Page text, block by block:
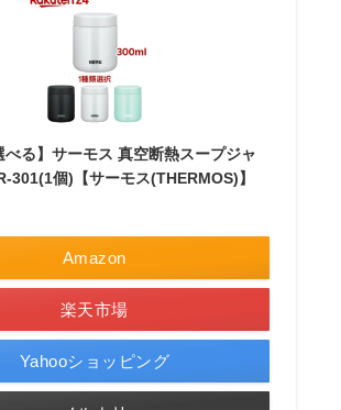
べる】サーモス 真空断熱スープジャ
301(1個)【サーモス(THERMOS)】
Amazon
楽天市場
Yahooショッピング